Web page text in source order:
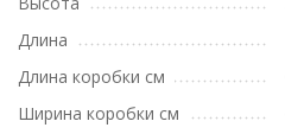
Длина
Длина коробки см
Ширина коробки см